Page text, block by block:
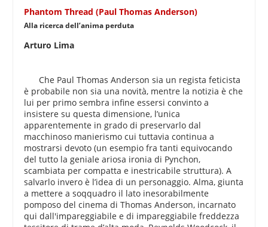
Phantom Thread (Paul Thomas Anderson)
Alla ricerca dell’anima perduta
Arturo Lima
Che Paul Thomas Anderson sia un regista feticista
è probabile non sia una novità, mentre la notizia è che
lui per primo sembra infine essersi convinto a
insistere su questa dimensione, l’unica
apparentemente in grado di preservarlo dal
macchinoso manierismo cui tuttavia continua a
mostrarsi devoto (un esempio fra tanti equivocando
del tutto la geniale ariosa ironia di Pynchon,
scambiata per compatta e inestricabile struttura). A
salvarlo invero è l’idea di un personaggio. Alma, giunta
a mettere a soqquadro il lato inesorabilmente
pomposo del cinema di Thomas Anderson, incarnato
qui dall'impareggiabile e di impareggiabile freddezza